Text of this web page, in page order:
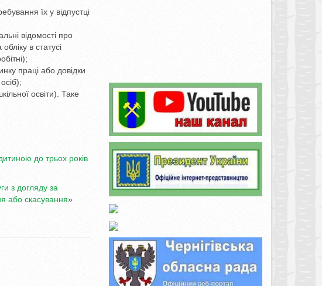
їх у відпустці
відомості про
в статусі
праці або довідки
освіти). Таке
до трьох років
з догляду за
або скасування»